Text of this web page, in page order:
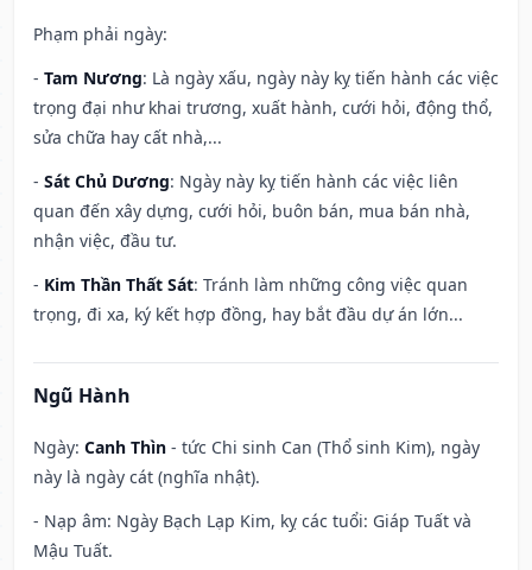
Phạm phải ngày:
- Tam Nương: Là ngày xấu, ngày này kỵ tiến hành các việc
trọng đại như khai trương, xuất hành, cưới hỏi, động thổ,
sửa chữa hay cất nhà,...
- Sát Chủ Dương: Ngày này kỵ tiến hành các việc liên
quan đến xây dựng, cưới hỏi, buôn bán, mua bán nhà,
nhận việc, đầu tư.
- Kim Thần Thất Sát: Tránh làm những công việc quan
trọng, đi xa, ký kết hợp đồng, hay bắt đầu dự án lớn...
Ngũ Hành
Ngày: Canh Thìn - tức Chi sinh Can (Thổ sinh Kim), ngày
này là ngày cát (nghĩa nhật).
- Nạp âm: Ngày Bạch Lạp Kim, kỵ các tuổi: Giáp Tuất và
Mậu Tuất.